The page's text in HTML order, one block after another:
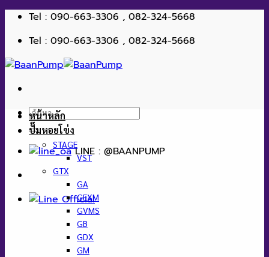
ข้าม
เนื้อหา
Tel : 090-663-3306 , 082-324-5668
Tel : 090-663-3306 , 082-324-5668
ค้นหา:
LINE : @BAANPUMP
หน้าหลัก
ปั๊มหอยโข่ง
STAGE
VST
GTX
GA
GEXM
GVMS
GB
GDX
GM